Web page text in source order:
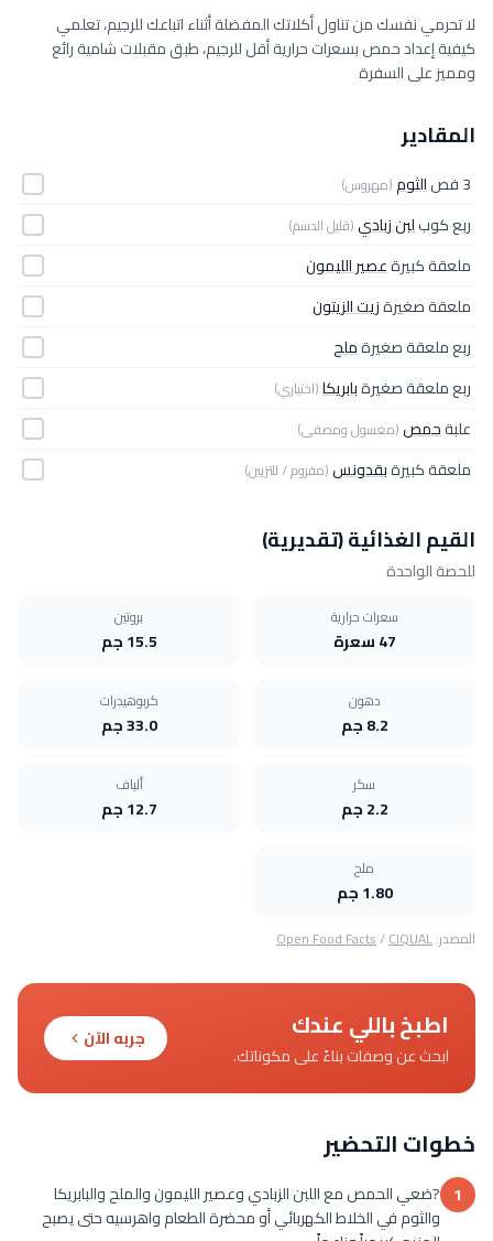
لا تحرمي نفسك من تناول أكلاتك المفضلة أثناء اتباعك للرجيم، تعلمي
كيفية إعداد حمص بسعرات حرارية أقل للرجيم، طبق مقبلات شامية رائع
ومميز على السفرة
المقادير
3 فص الثوم(مهروس)
ربع كوبلبن زبادي(قليل الدسم)
ملعقة كبيرةعصير الليمون
ملعقة صغيرةزيت الزيتون
ربع ملعقة صغيرةملح
ربع ملعقة صغيرةبابريكا(اختياري)
علبةحمص(مغسول ومصفى)
ملعقة كبيرةبقدونس(مفروم / للتزيين)
القيم الغذائية (تقديرية)
للحصة الواحدة
سعرات حرارية
47 سعرة
بروتين
15.5 جم
دهون
8.2 جم
كربوهيدرات
33.0 جم
سكر
2.2 جم
ألياف
12.7 جم
ملح
1.80 جم
المصدر: Open Food Facts/CIQUAL
اطبخ باللي عندك
ابحث عن وصفات بناءً على مكوناتك.
جربه الآن
خطوات التحضير
1 ?ضعي الحمص مع اللبن الزبادي وعصير الليمون والملح والبابريكا
والثوم في الخلاط الكهربائي أو محضرة الطعام واهرسيه حتى يصبح